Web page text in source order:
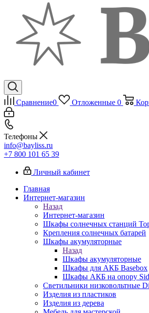
Сравнение0 Отложенные 0
Телефоны
info@bayliss.ru
+7 800 101 65 39
Личный кабинет
Главная
Интернет-магазин
Назад
Интернет-магазин
Шкафы солнечных станций
Крепления солнечных батарей
Шкафы акумуляторные
Назад
Шкафы акумуляторные
Шкафы для АКБ Basebox
Шкафы АКБ на опору
Светильники низковольтные
Изделия из пластиков
Изделия из дерева